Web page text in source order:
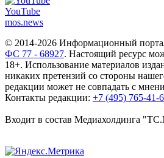
YouTube
mos.news
© 2014-2026 Информационный
ФС 77 - 68927. Настоящий ресурс
18+. Использование материалов
никаких претензий со стороны
редакции может не совпадать с
Контакты редакции: +7 (495) 765-41-
Входит в состав Медиахолдинга